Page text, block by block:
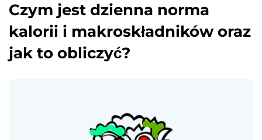
Czym jest dzienna norma
kalorii i makroskładników oraz
jak to obliczyć?